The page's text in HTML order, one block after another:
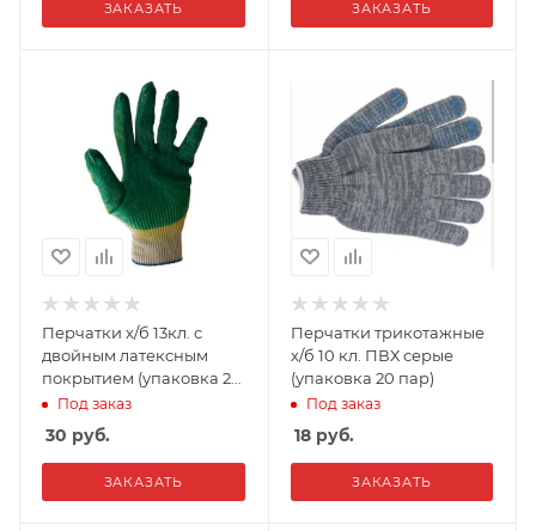
ЗАКАЗАТЬ ЗАКАЗАТЬ
Перчатки х/б 13кл. с
двойным латексным
покрытием (упаковка 20
пар)Под заказ
30 руб.
ЗАКАЗАТЬ
Перчатки трикотажные
х/б 10 кл. ПВХ серые
(упаковка 20 пар)
Под заказ
18руб.
ЗАКАЗАТЬ